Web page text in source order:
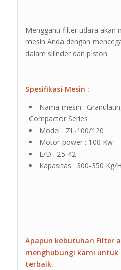
Mengganti filter udara akan
mesin Anda dengan
dalam silinder dan piston.
Spesifikasi Mesin :
Nama mesin :
Compactor Series
Model : ZL-100/120
Motor power : 100 Kw
L/D : 25-42
Kapasitas : 300-350 Kg/H
Apapun kebutuhan Filter
menghubungi kami
terbaik.